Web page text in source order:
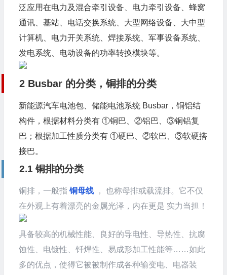
泛应用在电力及混合牵引设备、电力牵引设备、蜂窝
通讯、基站、电话交换系统、大型网络设备、大中型
计算机、电力开关系统、焊接系统、军事设备系统、
发电系统、电动设备的功率转换模块等。
2 Busbar 的分类，铜排的分类
新能源汽车电池包、储能电池系统 Busbar，铜铝结
构件，根据材料分类有 ①铜巴、②铝巴、③铜铝复
巴；根据加工性质分类有 ①硬巴、②软巴、③软硬搭
接巴。
2.1 铜排的分类
铜排，一般指 铜母线
， 也称母排或载流排。它不仅
在外观上有着漂亮的金属光泽，内在更是 实力当担！
具备较高的机械性能、良好的导电性、导热性、抗腐
蚀性、电镀性、钎焊性、易成形加工性能等……如此
多的优点，使得它被被制作成各种输变电、电器装